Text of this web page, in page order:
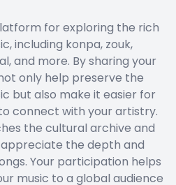
for exploring the rich
including konpa, zouk,
and more. By sharing your
only help preserve the
but also make it easier for
connect with your artistry.
the cultural archive and
the depth and
Your participation helps
music to a global audience